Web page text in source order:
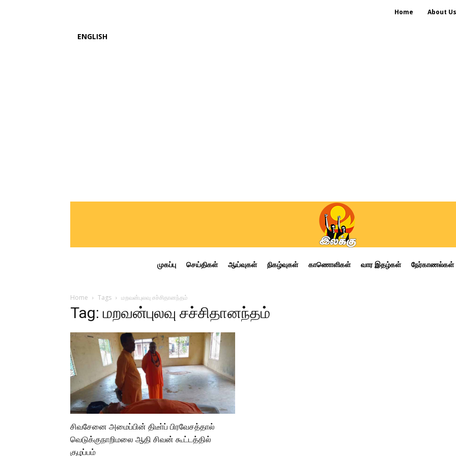
Home About Us
ENGLISH
முகப்பு செய்திகள் ஆய்வுகள் நிகழ்வுகள் காணொளிகள் வார இதழ்கள் நேர்காணல்கள்
Home Tags மறவன்புலவு சச்சிதானந்தம்
Tag: மறவன்புலவு சச்சிதானந்தம்
சிவசேனை அமைப்பின் திடீா்ப் பிரவேசத்தால்
வெடுக்குநாறிமலை ஆதி சிவன் கூட்டத்தில்
குழப்பம்